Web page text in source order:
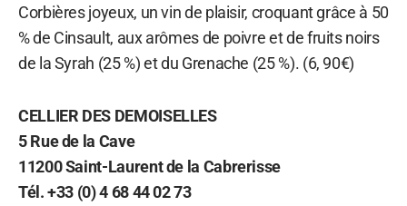
Corbières joyeux, un vin de plaisir, croquant grâce à 50
% de Cinsault, aux arômes de poivre et de fruits noirs
de la Syrah (25 %) et du Grenache (25 %). (6, 90€)
CELLIER DES DEMOISELLES
5 Rue de la Cave
11200 Saint-Laurent de la Cabrerisse
Tél. +33 (0) 4 68 44 02 73